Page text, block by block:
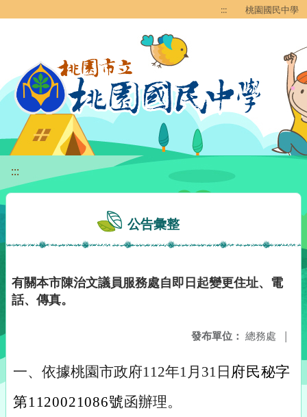
::: 桃園國民中學
:::
公告彙整
有關本市陳治文議員服務處自即日起變更住址、電
話、傳真。
發布單位： 總務處 |
一、依據桃園市政府112年1月31日 府民秘字
第1120021086號函辦理。